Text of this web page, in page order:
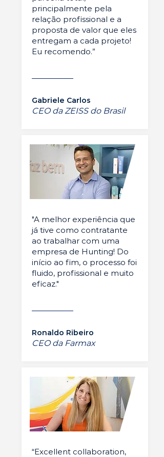
principalmente pela
relação profissional e a
proposta de valor que eles
entregam a cada projeto!
Eu recomendo.”
Gabriele Carlos
CEO da ZEISS do Brasil
"A melhor experiência que
já tive como contratante
ao trabalhar com uma
empresa de Hunting! Do
início ao fim, o processo foi
fluido, profissional e muito
eficaz."
Ronaldo Ribeiro
CEO da Farmax
“Excellent collaboration,